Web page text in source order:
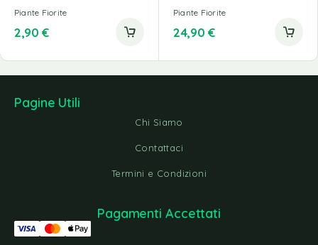
Piante Fiorite
2,90€
Piante Fiorite
24,90 €
Pagine Utili
Chi Siamo
Contattaci
Termini e Condizioni
Pagamenti Accettati